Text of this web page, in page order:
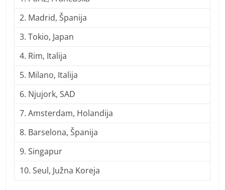
2. Madrid, Španija
3. Tokio, Japan
4. Rim, Italija
5. Milano, Italija
6. Njujork, SAD
7. Amsterdam, Holandija
8. Barselona, Španija
9. Singapur
10. Seul, Južna Koreja